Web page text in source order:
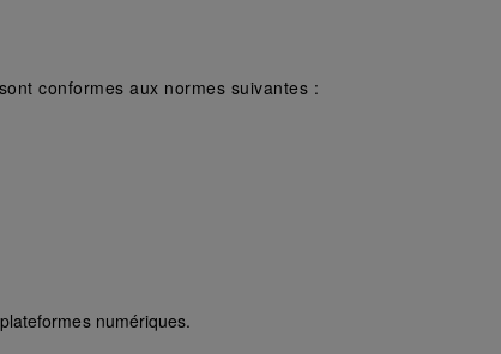
conformes aux normes suivantes :
numériques.